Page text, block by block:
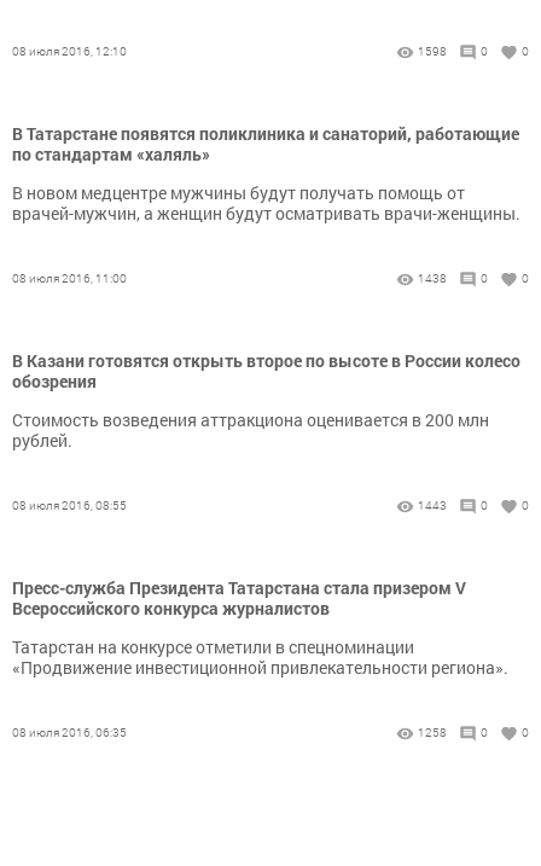
08 июля 2016, 12:10 1598 0 0
В Татарстане появятся поликлиника и санаторий, работающие
по стандартам «халяль»
В новом медцентре мужчины будут получать помощь от
врачей-мужчин, а женщин будут осматривать врачи-женщины.
08 июля 2016, 11:00 1438 0 0
В Казани готовятся открыть второе по высоте в России колесо
обозрения
Стоимость возведения аттракциона оценивается в 200 млн
рублей.
08 июля 2016, 08:55 1443 0 0
Пресс-служба Президента Татарстана стала призером V
Всероссийского конкурса журналистов
Татарстан на конкурсе отметили в спецноминации
«Продвижение инвестиционной привлекательности региона».
08 июля 2016, 06:35 1258 0 0